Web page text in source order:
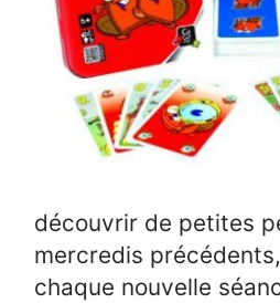
découvrir de petites
mercredis
chaque nouvelle